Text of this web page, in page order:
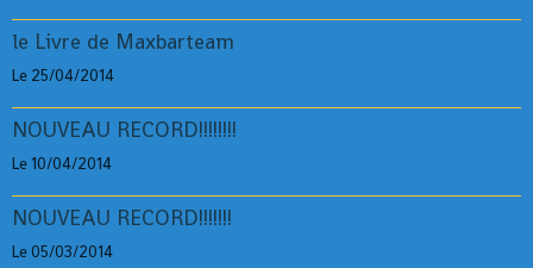
le Livre de Maxbarteam
Le 25/04/2014
NOUVEAU RECORD!!!!!!!!
Le 10/04/2014
NOUVEAU RECORD!!!!!!!
Le 05/03/2014